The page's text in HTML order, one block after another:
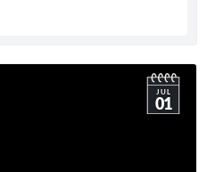
JUL
01